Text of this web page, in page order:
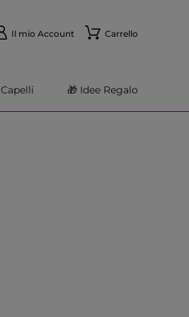
Il mio Account Carrello
Capelli 🎁 Idee Regalo